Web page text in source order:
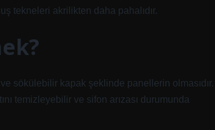
tekneleri akrilikten daha pahalıdır.
sökülebilir kapak şeklinde panellerin olmasıdır.
temizleyebilir ve sifon arızası durumunda